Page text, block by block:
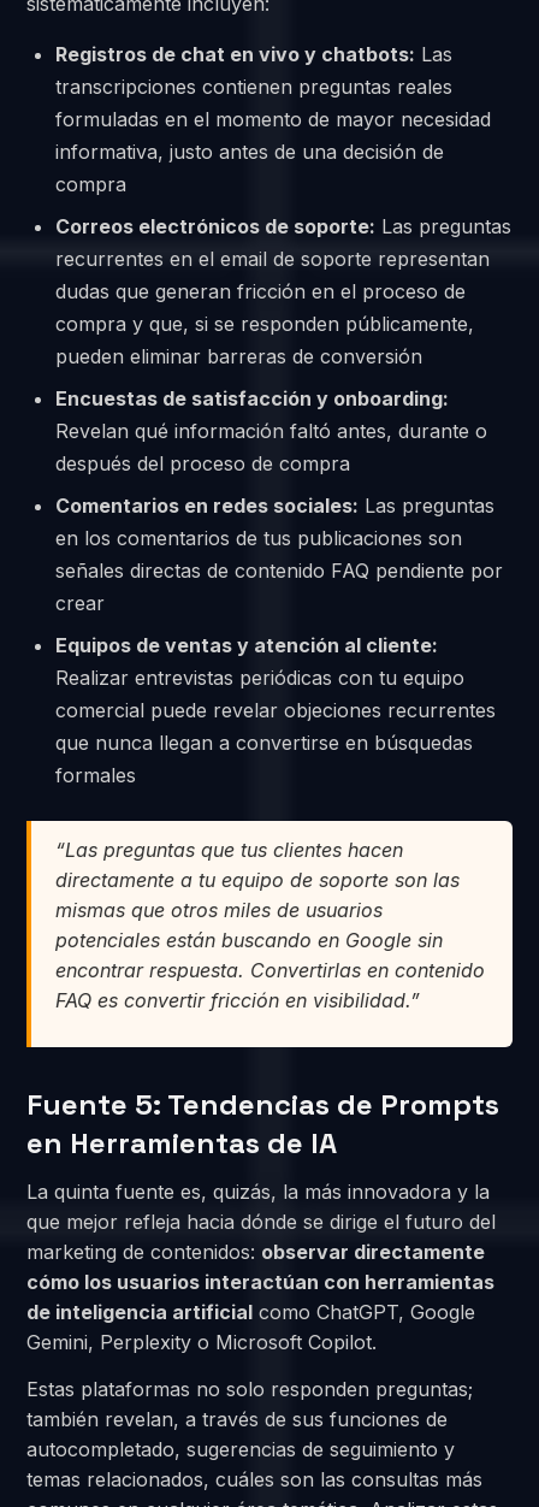
Registros de chat en vivo y chatbots: Las
transcripciones contienen preguntas reales
formuladas en el momento de mayor necesidad
informativa, justo antes de una decisión de
compra
Correos electrónicos de soporte: Las preguntas
recurrentes en el email de soporte representan
dudas que generan fricción en el proceso de
compra y que, si se responden públicamente,
pueden eliminar barreras de conversión
Encuestas de satisfacción y onboarding:
Revelan qué información faltó antes, durante o
después del proceso de compra
Comentarios en redes sociales: Las preguntas
en los comentarios de tus publicaciones son
señales directas de contenido FAQ pendiente por
crear
Equipos de ventas y atención al cliente:
Realizar entrevistas periódicas con tu equipo
comercial puede revelar objeciones recurrentes
que nunca llegan a convertirse en búsquedas
formales
“Las preguntas que tus clientes hacen
directamente a tu equipo de soporte son las
mismas que otros miles de usuarios
potenciales están buscando en Google sin
encontrar respuesta. Convertirlas en contenido
FAQ es convertir fricción en visibilidad.”
Fuente 5: Tendencias de Prompts
en Herramientas de IA
La quinta fuente es, quizás, la más innovadora y la
que mejor refleja hacia dónde se dirige el futuro del
marketing de contenidos: observar directamente
cómo los usuarios interactúan con herramientas
de inteligencia artificial como ChatGPT, Google
Gemini, Perplexity o Microsoft Copilot.
Estas plataformas no solo responden preguntas;
también revelan, a través de sus funciones de
autocompletado, sugerencias de seguimiento y
temas relacionados, cuáles son las consultas más